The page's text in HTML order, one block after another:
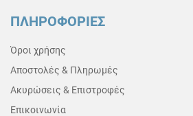
ΠΛΗΡΟΦΟΡΙΕΣ
Όροι χρήσης
Αποστολές & Πληρωμές
Ακυρώσεις & Επιστροφές
Επικοινωνία